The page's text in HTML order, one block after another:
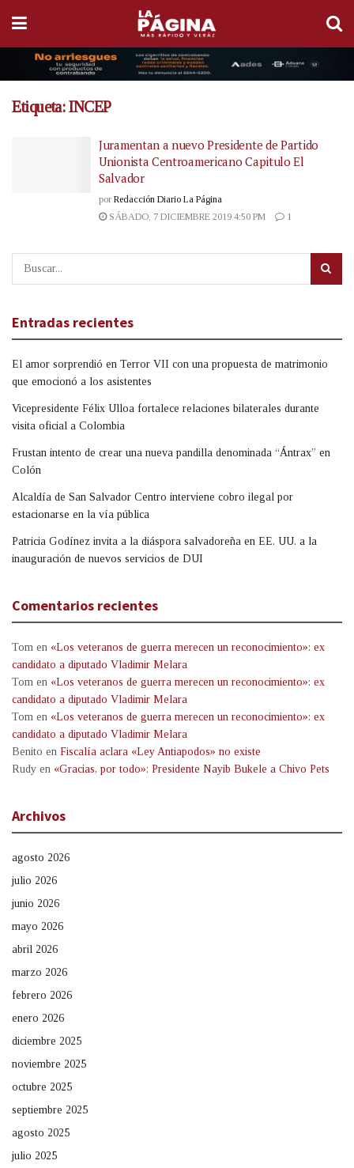
Etiqueta:INCEP
Juramentan a nuevo Presidente de Partido
Unionista Centroamericano Capitulo El
Salvador
por Redacción Diario La Página
SÁBADO, 7 DICIEMBRE 2019 4:50 PM
1
Entradas recientes
El amor sorprendió en Terror VII con una propuesta de matrimonio
que emocionó a los asistentes
Vicepresidente Félix Ulloa fortalece relaciones bilaterales durante
visita oficial a Colombia
Frustan intento de crear una nueva pandilla denominada “Ántrax” en
Colón
Alcaldía de San Salvador Centro interviene cobro ilegal por
estacionarse en la vía pública
Patricia Godínez invita a la diáspora salvadoreña en EE. UU. a la
inauguración de nuevos servicios de DUI
Comentarios recientes
Tom en «Los veteranos de guerra merecen un reconocimiento»: ex
candidato a diputado Vladimir Melara
Tom en «Los veteranos de guerra merecen un reconocimiento»: ex
candidato a diputado Vladimir Melara
Tom en «Los veteranos de guerra merecen un reconocimiento»: ex
candidato a diputado Vladimir Melara
Benito en Fiscalía aclara «Ley Antiapodos» no existe
Rudy en «Gracias, por todo»: Presidente Nayib Bukele a Chivo Pets
Archivos
agosto 2026
julio 2026
junio 2026
mayo 2026
abril 2026
marzo 2026
febrero 2026
enero 2026
diciembre 2025
noviembre 2025
octubre 2025
septiembre 2025
agosto 2025
julio 2025